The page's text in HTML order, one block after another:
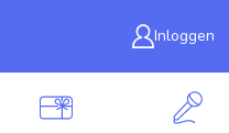
Inloggen